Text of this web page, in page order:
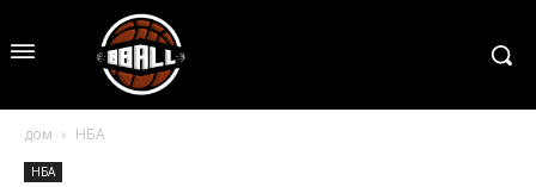
дом НБА
НБА